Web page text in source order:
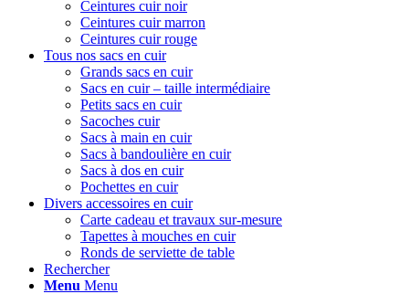
Ceintures cuir noir
Ceintures cuir marron
Ceintures cuir rouge
Tous nos sacs en cuir
Grands sacs en cuir
Sacs en cuir – taille intermédiaire
Petits sacs en cuir
Sacoches cuir
Sacs à main en cuir
Sacs à bandoulière en cuir
Sacs à dos en cuir
Pochettes en cuir
Divers accessoires en cuir
Carte cadeau et travaux sur-mesure
Tapettes à mouches en cuir
Ronds de serviette de table
Rechercher
Menu Menu